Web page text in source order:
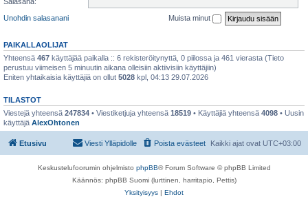
Unohdin salasanani
Muista minut
PAIKALLAOLIJAT
Yhteensä 467 käyttäjää paikalla :: 6 rekisteröitynyttä, 0 piilossa ja 461 vierasta (Tieto
perustuu viimeisen 5 minuutin aikana olleisiin aktiivisiin käyttäjiin)
Eniten yhtaikaisia käyttäjiä on ollut 5028 kpl, 04:13 29.07.2026
TILASTOT
Viestejä yhteensä 247834 • Viestiketjuja yhteensä 18519 • Käyttäjiä yhteensä 4098 • Uusin
käyttäjä AlexOhtonen
Etusivu Kaikki ajat ovat UTC+03:00
Poista evästeet
Viesti Ylläpidolle
Keskustelufoorumin ohjelmisto phpBB® Forum Software © phpBB Limited
Käännös: phpBB Suomi (lurttinen, harritapio, Pettis)
Yksityisyys | Ehdot